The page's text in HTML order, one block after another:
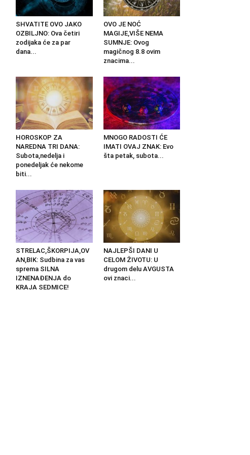
SHVATITE OVO JAKO
OZBILJNO: Ova četiri
zodijaka će za par
dana...
OVO JE NOĆ
MAGIJE,VIŠE NEMA
SUMNJE: Ovog
magičnog 8.8 ovim
znacima...
HOROSKOP ZA
NAREDNA TRI DANA:
Subota,nedelja i
ponedeljak će nekome
biti...
MNOGO RADOSTI ĆE
IMATI OVAJ ZNAK: Evo
šta petak, subota...
STRELAC,ŠKORPIJA,OV
AN,BIK: Sudbina za vas
sprema SILNA
IZNENAĐENJA do
KRAJA SEDMICE!
NAJLEPŠI DANI U
CELOM ŽIVOTU: U
drugom delu AVGUSTA
ovi znaci...